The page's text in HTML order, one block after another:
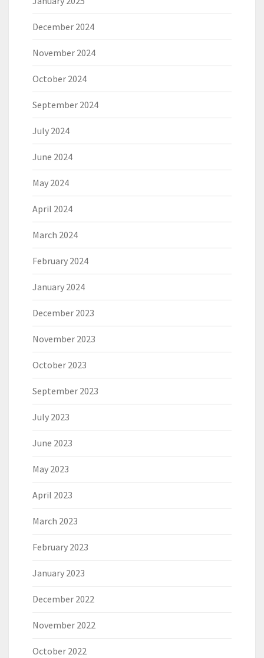
December 2024
November 2024
October 2024
September 2024
July 2024
June 2024
May 2024
April 2024
March 2024
February 2024
January 2024
December 2023
November 2023
October 2023
September 2023
July 2023
June 2023
May 2023
April 2023
March 2023
February 2023
January 2023
December 2022
November 2022
October 2022